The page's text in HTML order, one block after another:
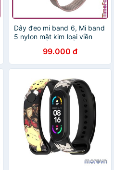
Dây đeo mi band 6, Mi band
5 nylon mặt kim loại viền
đeo thay thế miband 5,
miband 6 nylon PLUS
99.000 đ